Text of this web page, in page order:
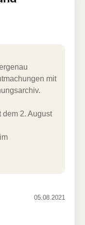
mit
dem 2. August
05.08.2021